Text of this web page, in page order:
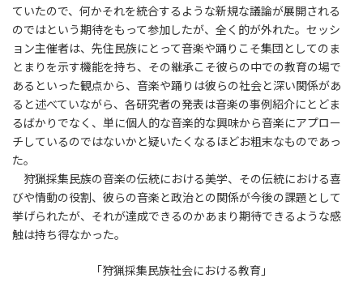
ていたので、何かそれを統合するような新規な議論が展開される
のではという期待をもって参加したが、全く的が外れた。セッシ
ョン主催者は、先住民族にとって音楽や踊りこそ集団としてのま
とまりを示す機能を持ち、その継承こそ彼らの中での教育の場で
あるといった観点から、音楽や踊りは彼らの社会と深い関係があ
ると述べていながら、各研究者の発表は音楽の事例紹介にとどま
るばかりでなく、単に個人的な音楽的な興味から音楽にアプロー
チしているのではないかと疑いたくなるほどお粗末なものであっ
た。
狩猟採集民族の音楽の伝統における美学、その伝統における喜
びや情動の役割、彼らの音楽と政治との関係が今後の課題として
挙げられたが、それが達成できるのかあまり期待できるような感
触は持ち得なかった。
「狩猟採集民族社会における教育」